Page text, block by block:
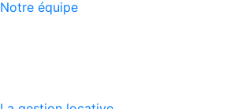
Notre équipe